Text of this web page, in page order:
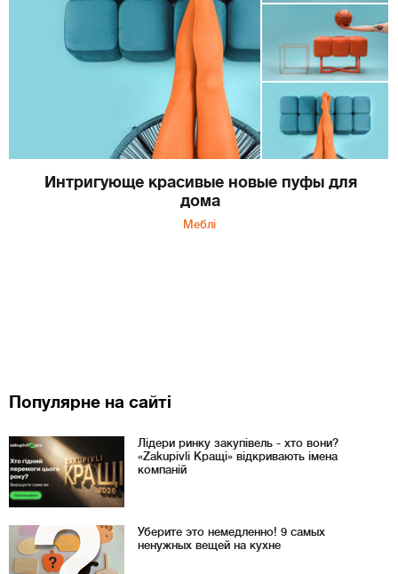
Интригующе красивые новые пуфы для
дома
Меблі
Популярне на сайті
Лідери ринку закупівель - хто вони?
«Zakupivli Кращі» відкривають імена
компаній
Уберите это немедленно! 9 самых
ненужных вещей на кухне